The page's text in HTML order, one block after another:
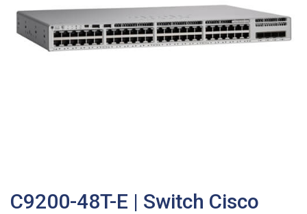
C9200-48T-E | Switch Cisco